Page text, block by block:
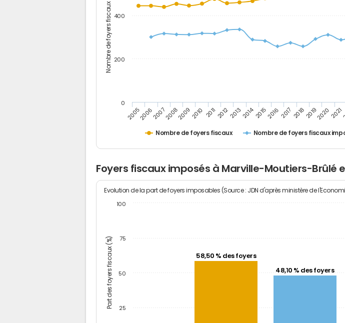
Nombre de foyers fiscaux
Nombre de foyers fiscaux Nombre de foyers fiscaux
200520062007200820092010 201120122013201420152016 2017 2018201920202021
0
200
400
Foyers fiscaux imposés à Marville-Moutiers-Brûlé
Part des foyers fiscaux (%)
Evolution de la part de foyers imposables (Source : JDN d'après ministère de
58,50 % des foyers
48,10 % des foyers
25
50
75
100